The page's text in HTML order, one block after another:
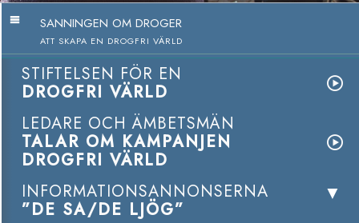
SANNINGEN OM DROGER
ATT SKAPA EN DROGFRI VÄRLD
STIFTELSEN FÖR EN
DROGFRI VÄRLD
LEDARE OCH ÄMBETSMÄN
TALAR OM KAMPANJEN
DROGFRI VÄRLD
INFORMATIONSANNONSERNA
”DE SA/DE LJÖG”